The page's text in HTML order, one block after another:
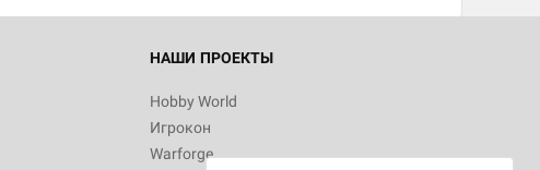
НАШИ ПРОЕКТЫ
Hobby World
Игрокон
Warforge